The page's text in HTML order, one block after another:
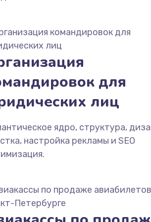
для
лиц
ядро, структура,
настройка рекламы и SEO